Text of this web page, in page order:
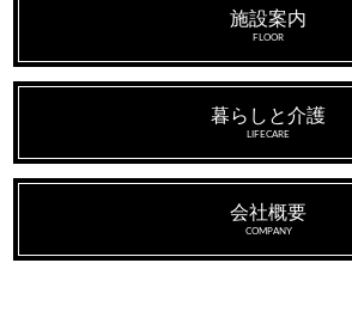
施設案内
FLOOR
暮らしと介護
LIFECARE
会社概要
COMPANY